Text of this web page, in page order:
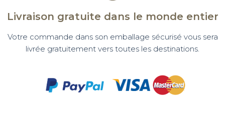
Livraison gratuite dans le monde entier
Votre commande dans son emballage sécurisé vous sera
livrée gratuitement vers toutes les destinations.